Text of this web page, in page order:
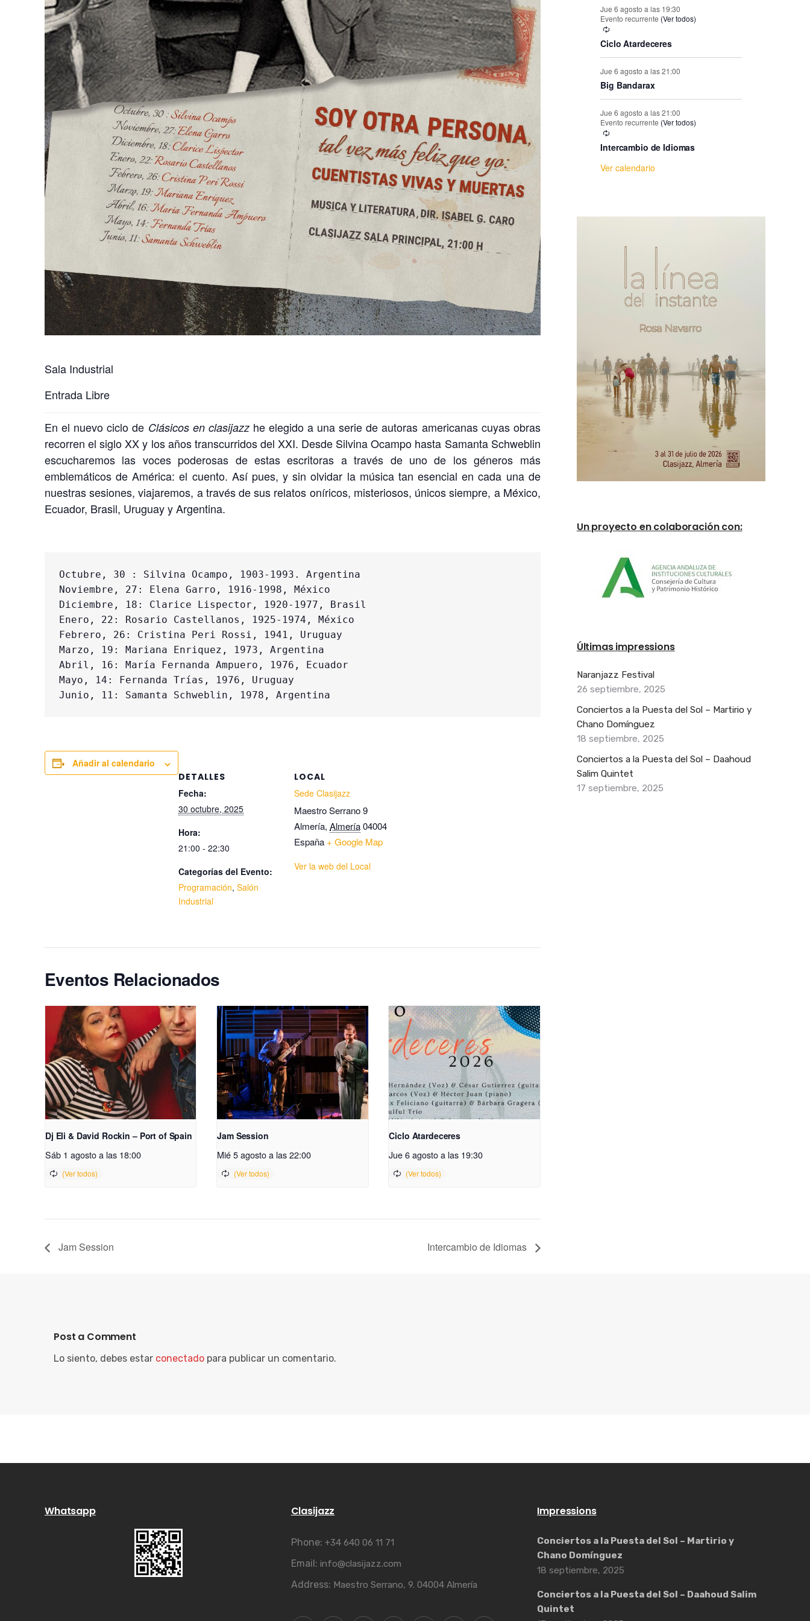
Sala Industrial
Entrada Libre
En el nuevo ciclo de Clásicos en clasijazzhe elegido a una serie de autoras americanas cuyas obras
recorren el siglo XX y los años transcurridos del XXI. Desde Silvina Ocampo hasta Samanta Schweblin
escucharemos las voces poderosas de estas escritoras a través de uno de los géneros más
emblemáticos de América: el cuento. Así pues, y sin olvidar la música tan esencial en cada una de
nuestras sesiones, viajaremos, a través de sus relatos oníricos, misteriosos, únicos siempre, a México,
Ecuador, Brasil, Uruguay y Argentina.
Octubre, 30 : Silvina Ocampo, 1903-1993. Argentina
Noviembre, 27: Elena Garro, 1916-1998, México
Diciembre, 18: Clarice Lispector, 1920-1977, Brasil
Enero, 22: Rosario Castellanos, 1925-1974, México
Febrero, 26: Cristina Peri Rossi, 1941, Uruguay
Marzo, 19: Mariana Enriquez, 1973, Argentina
Abril, 16: María Fernanda Ampuero, 1976, Ecuador
Mayo, 14: Fernanda Trías, 1976, Uruguay
Junio, 11: Samanta Schweblin, 1978, Argentina
Añadir al calendario
DETALLES
Fecha:
30 octubre, 2025
Hora:
21:00 - 22:30
Categorías del Evento:
Programación, Salón
Industrial
LOCAL
Sede Clasijazz
Maestro Serrano 9
Almería, Almería04004
España + Google Map
Ver la web del Local
Eventos Relacionados
Dj Eli & David Rockin – Port of Spain
Sáb 1 agosto a las 18:00
Jam Session
Mié 5 agosto a las 22:00
Ciclo Atardeceres
Jue 6 agosto a las 19:30
Jam Session Intercambio de Idiomas
Post a Comment
Lo siento, debes estar conectado para publicar un comentario.
e
E
v
e
n
t
s
Jue 6 agosto a las 19:30
Evento recurrente (Ver todos)
Ciclo Atardeceres
Jue 6 agosto a las 21:00
Big Bandarax
Jue 6 agosto a las 21:00
Evento recurrente (Ver todos)
Intercambio de Idiomas
Ver calendario
Un proyecto en colaboración con:
Últimas impressions
Naranjazz Festival
26 septiembre, 2025
Conciertos a la Puesta del Sol – Martirio y
Chano Domínguez
18 septiembre, 2025
Conciertos a la Puesta del Sol – Daahoud
Salim Quintet
17 septiembre, 2025
Whatsapp Clasijazz
Phone: +34 640 06 11 71
Email: info@clasijazz.com
Address: Maestro Serrano, 9. 04004 Almería
Impressions
Conciertos a la Puesta del Sol – Martirio y
Chano Domínguez
18 septiembre, 2025
Conciertos a la Puesta del Sol – Daahoud Salim
Quintet